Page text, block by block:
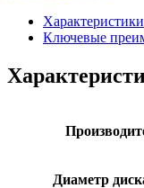
Характеристики
Ключевые
Диаметр